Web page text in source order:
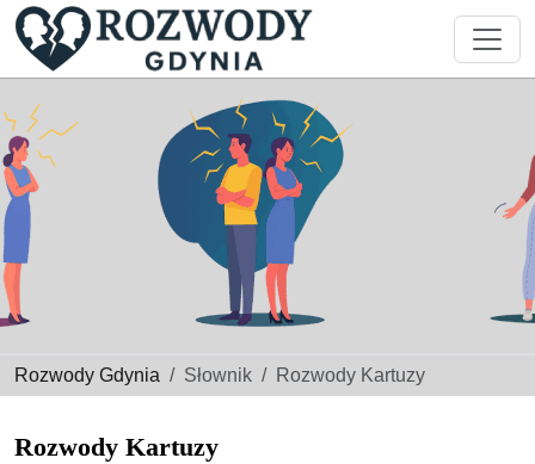
Rozwody Gdynia Słownik Rozwody Kartuzy
Rozwody Kartuzy